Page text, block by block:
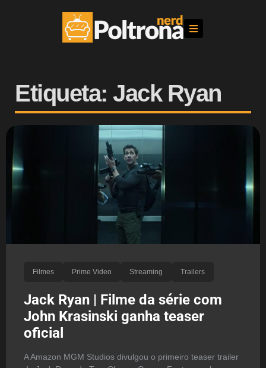
Etiqueta: Jack Ryan
Filmes Prime Video Streaming Trailers
Jack Ryan | Filme da série com
John Krasinski ganha teaser
oficial
A Amazon MGM Studios divulgou o primeiro teaser trailer